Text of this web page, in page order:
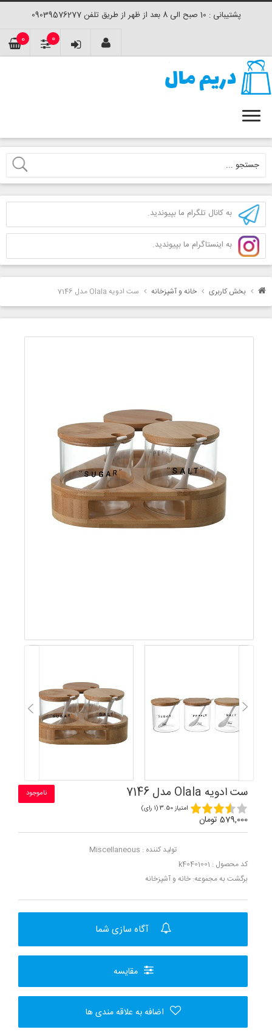
پشتیبانی : 10 صبح الی 8 بعد از ظهر از طریق تلفن 09039576277
0 0
به کانال تلگرام ما بپیوندید.
به اینستاگرام ما بپیوندید.
بخش کاربری خانه و آشپزخانه ست ادویه Olala مدل 7146
ست ادویه Olala مدل 7146 ناموجود
امتیاز 3.50 (1 رای)
579,000 تومان
تولید کننده : Miscellaneous
کد محصول : k40401001
برگشت به مجموعه: خانه و آشپزخانه
آگاه سازی شما
مقایسه
اضافه به علاقه مندی ها